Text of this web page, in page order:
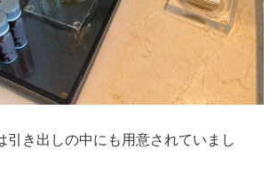
引き出しの中にも用意されていまし